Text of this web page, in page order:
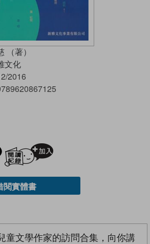
（著）
文化
2016
試閲
閱實體書
童文學作家的訪問合集，向你講